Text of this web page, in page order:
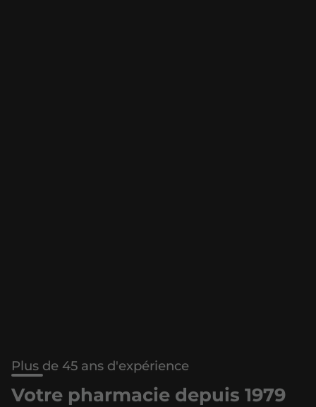
Plus de 45 ans d'expérience
Votre pharmacie depuis 1979